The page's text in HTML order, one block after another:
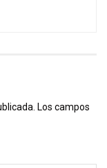
Los campos